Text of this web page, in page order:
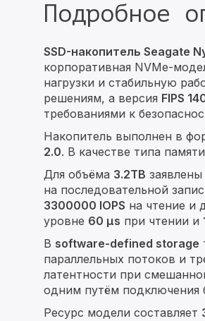
Подробное
SSD-накопитель Seagate
корпоративная NVMe-
нагрузки и стабильную
решениям, а версия FIPS
требованиями к
Накопитель выполнен в
2.0. В качестве типа
Для объёма 3.2TB
на последовательной
3300000 IOPS на чтение и
уровне 60 µs при чтении и
В software-defined storage
параллельных потоков и
латентности при
одним путём подключения
Ресурс модели составляет